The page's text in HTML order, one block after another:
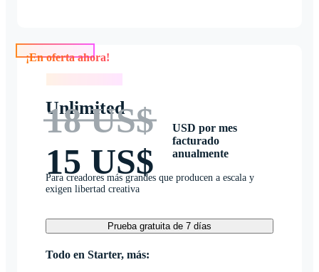
Unlimited
18 US$
15 US$
USD por mes
facturado
anualmente
Para creadores más grandes que producen a escala y
exigen libertad creativa
Prueba gratuita de 7 días
Todo en Starter, más: